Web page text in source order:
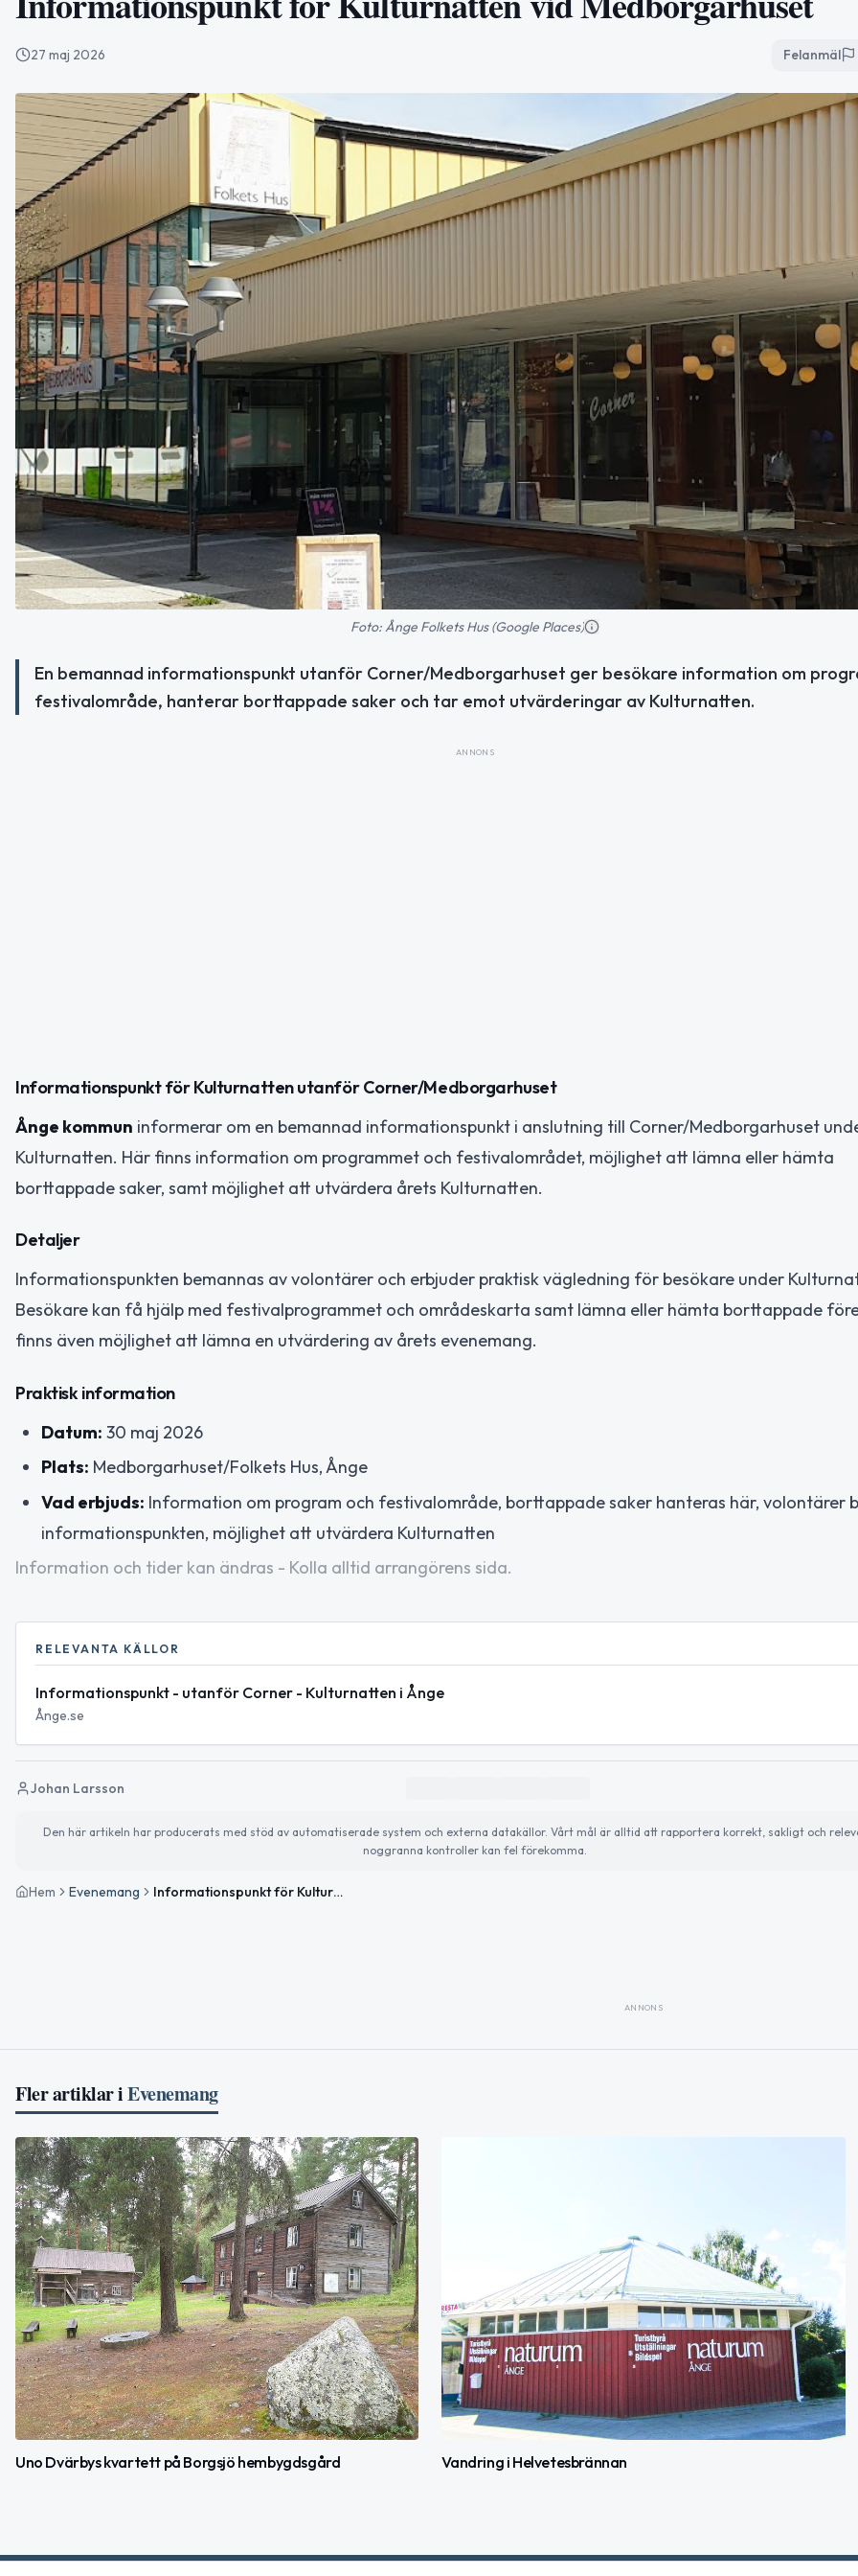
27 maj 2026 Felanmäl
Foto: Ånge Folkets Hus (Google Places)
En bemannad informationspunkt utanför Corner/Medborgarhuset ger besökare information om
festivalområde, hanterar borttappade saker och tar emot utvärderingar av Kulturnatten.
ANNONS
Informationspunkt för Kulturnatten utanför Corner/Medborgarhuset
Ånge kommun informerar om en bemannad informationspunkt i anslutning till Corner/Medborgarhuset
Kulturnatten. Här finns information om programmet och festivalområdet, möjlighet att lämna eller hämta
borttappade saker, samt möjlighet att utvärdera årets Kulturnatten.
Detaljer
Informationspunkten bemannas av volontärer och erbjuder praktisk vägledning för besökare under
Besökare kan få hjälp med festivalprogrammet och områdeskarta samt lämna eller hämta borttappade
finns även möjlighet att lämna en utvärdering av årets evenemang.
Praktisk information
Datum: 30 maj 2026
Plats: Medborgarhuset/Folkets Hus, Ånge
Vad erbjuds: Information om program och festivalområde, borttappade saker hanteras här, volontärer
informationspunkten, möjlighet att utvärdera Kulturnatten
Information och tider kan ändras - Kolla alltid arrangörens sida.
RELEVANTA KÄLLOR
Informationspunkt - utanför Corner - Kulturnatten i Ånge
Ånge.se
Johan Larsson
Den här artikeln har producerats med stöd av automatiserade system och externa datakällor. Vårt mål är alltid att rapportera korrekt, sakligt och
noggranna kontroller kan fel förekomma.
Hem Evenemang Informationspunkt för Kulturnatten vid Medborgarhuset
ANNONS
Fler artiklar iEvenemang
Uno Dvärbys kvartett på Borgsjö hembygdsgård Vandring i Helvetesbrännan